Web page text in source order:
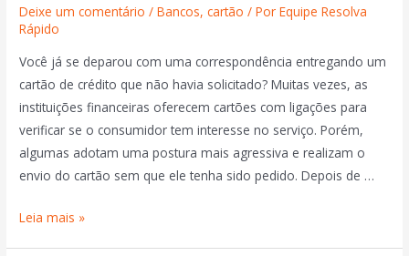
Deixe um comentário /Bancos,cartão / PorEquipe Resolva
Rápido
Você já se deparou com uma correspondência entregando um
cartão de crédito que não havia solicitado? Muitas vezes, as
instituições financeiras oferecem cartões com ligações para
verificar se o consumidor tem interesse no serviço. Porém,
algumas adotam uma postura mais agressiva e realizam o
envio do cartão sem que ele tenha sido pedido. Depois de …
Leia mais »